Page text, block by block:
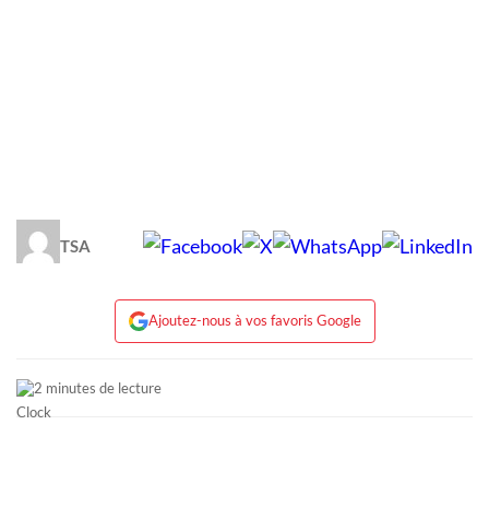
TSA
Ajoutez-nous à vos favoris Google
2 minutes de lecture